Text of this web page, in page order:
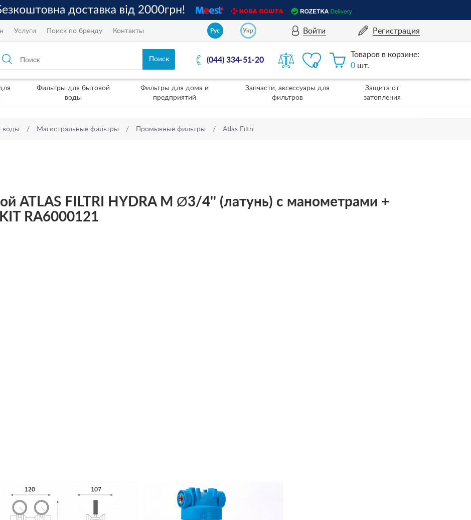
Услуги Поиск по бренду Контакты Рус Укр Войти Регистрация
(044) 334-51-20
Товаров в корзине:
0 шт.
Фильтры для бытовой
воды
Фильтры для дома и
предприятий
Запчасти, аксессуары для
фильтров
Защита от
затопления
воды Магистральные фильтры Промывные фильтры Atlas Filtri
ATLAS FILTRI HYDRA M Ø3/4'' (латунь) c манометрами +
RA6000121